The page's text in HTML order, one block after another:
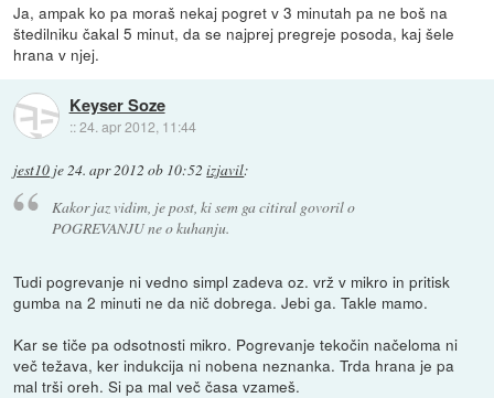
Ja, ampak ko pa moraš nekaj pogret v 3 minutah pa ne boš na
štedilniku čakal 5 minut, da se najprej pregreje posoda, kaj šele
hrana v njej.
Keyser Soze
::24. apr 2012, 11:44
jest10 je24. apr 2012 ob 10:52 izjavil:
Kakor jaz vidim, je post, ki sem ga citiral govoril o
POGREVANJU ne o kuhanju.
Tudi pogrevanje ni vedno simpl zadeva oz. vrž v mikro in pritisk
gumba na 2 minuti ne da nič dobrega. Jebi ga. Takle mamo.
Kar se tiče pa odsotnosti mikro. Pogrevanje tekočin načeloma ni
več težava, ker indukcija ni nobena neznanka. Trda hrana je pa
mal trši oreh. Si pa mal več časa vzameš.